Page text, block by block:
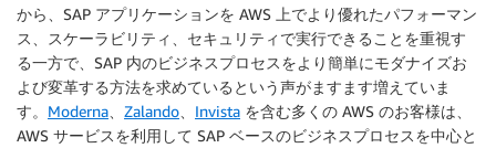
から、SAP アプリケーションを AWS 上でより優れたパフォーマン
ス、スケーラビリティ、セキュリティで実行できることを重視す
る一方で、SAP 内のビジネスプロセスをより簡単にモダナイズお
よび変革する方法を求めているという声がますます増えていま
す。 Moderna Zalando Invista を含む多くの AWS のお客様は、
AWS サービスを利用して SAP ベースのビジネスプロセスを中心と